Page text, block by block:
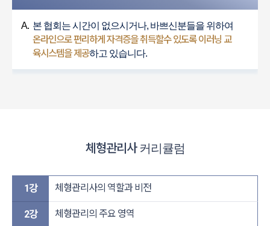
A. 본 협회는 시간이 없으시거나, 바쁘신분들을 위하여
온라인으로 편리하게 자격증을 취득할수 있도록 이러닝 교
육시스템을 제공하고 있습니다.
체형관리사 커리큘럼
1강 체형관리사의 역할과 비전
2강 체형관리의 주요 영역